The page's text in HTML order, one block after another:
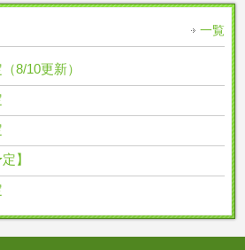
一覧
8/10更新）
】